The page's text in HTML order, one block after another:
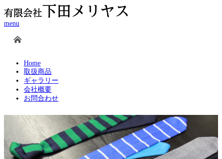
menu
Home
取扱商品
ギャラリー
会社概要
お問合わせ